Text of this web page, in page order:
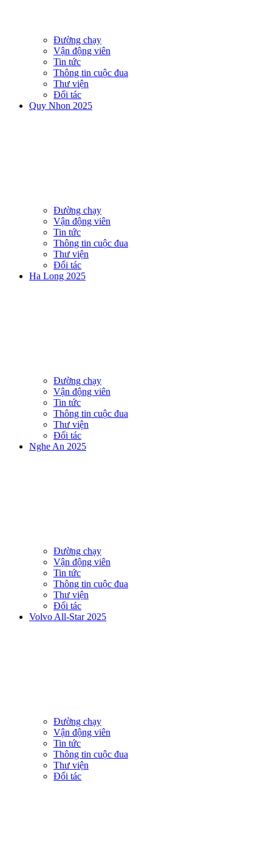
Đường chạy
Vận động viên
Tin tức
Thông tin cuộc đua
Thư viện
Đối tác
Quy Nhon 2025
Đường chạy
Vận động viên
Tin tức
Thông tin cuộc đua
Thư viện
Đối tác
Ha Long 2025
Đường chạy
Vận động viên
Tin tức
Thông tin cuộc đua
Thư viện
Đối tác
Nghe An 2025
Đường chạy
Vận động viên
Tin tức
Thông tin cuộc đua
Thư viện
Đối tác
Volvo All-Star 2025
Đường chạy
Vận động viên
Tin tức
Thông tin cuộc đua
Thư viện
Đối tác